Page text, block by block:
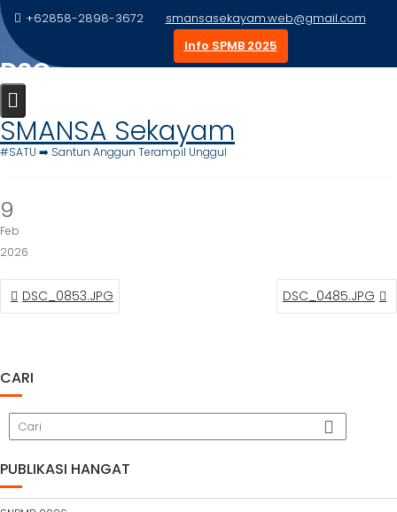
Skip
to
content
+62858-2898-3672
smansasekayam.web@gmail.com
Info SPMB 2025
SMANSA Sekayam
#SATU ➡️ Santun Anggun Terampil Unggul
DSC_0484.JPG
Home
9
Feb
2026
NAVIGASI
POS
DSC_0853.JPG DSC_0485.JPG
CARI
PUBLIKASI HANGAT